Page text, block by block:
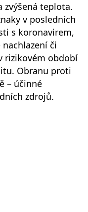
zvýšená teplota.
v posledních
s koronavirem,
či
rizikovém období
Obranu proti
– účinné
zdrojů.